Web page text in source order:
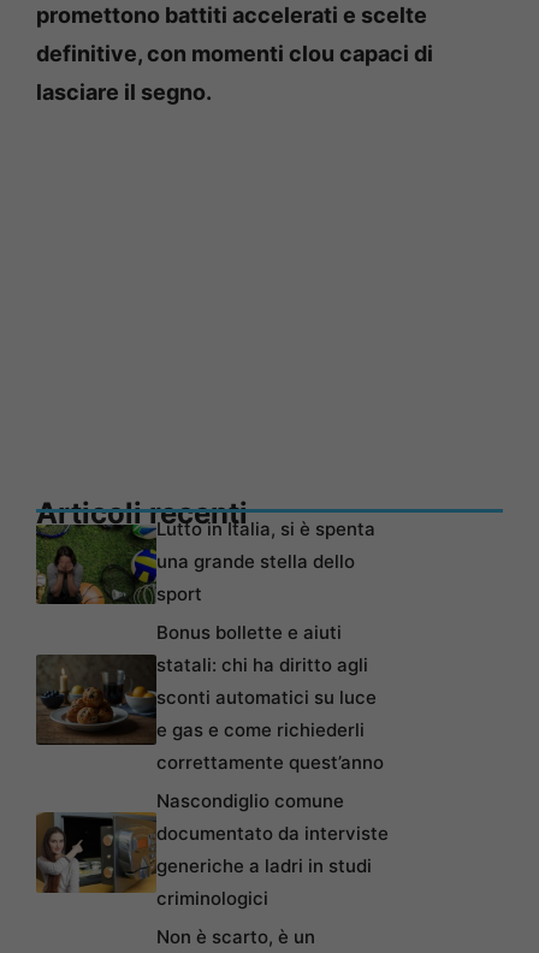
promettono battiti accelerati e scelte
definitive, con momenti clou capaci di
lasciare il segno.
Articoli recentiLutto in Italia, si è spenta
una grande stella dello
sport
Bonus bollette e aiuti
statali: chi ha diritto agli
sconti automatici su luce
e gas e come richiederli
correttamente quest’anno
Nascondiglio comune
documentato da interviste
generiche a ladri in studi
criminologici
Non è scarto, è un